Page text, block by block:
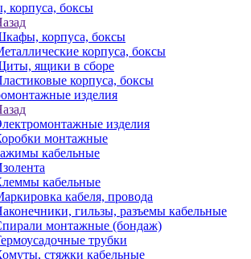
корпуса, боксы
корпуса, боксы
корпуса, боксы
ящики в сборе
корпуса, боксы
изделия
изделия
монтажные
кабельные
кабельные
кабеля, провода
гильзы, разъемы кабельные
монтажные (бондаж)
трубки
стяжки кабельные